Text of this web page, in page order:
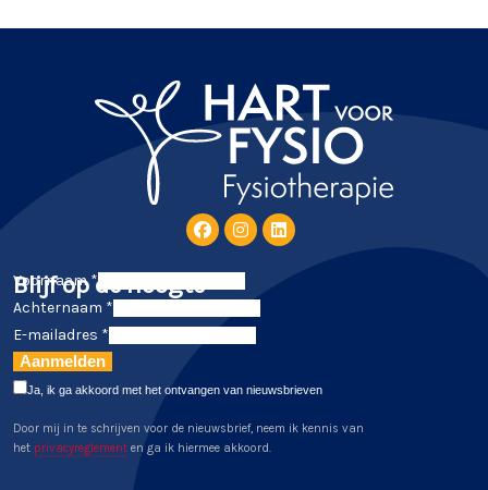
Blijf op de hoogte
Voornaam *
Achternaam *
E-mailadres *
Aanmelden
Ja, ik ga akkoord met het ontvangen van nieuwsbrieven
Door mij in te schrijven voor de nieuwsbrief, neem ik kennis van
het privacyreglement en ga ik hiermee akkoord.